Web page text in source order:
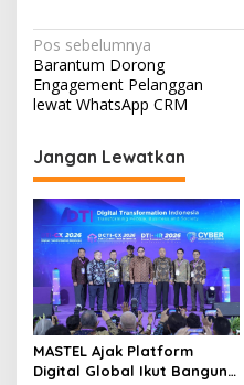
N
a
v
i
g
a
s
i
p
o
s
Pos sebelumnya
Barantum Dorong
Engagement Pelanggan
lewat WhatsApp CRM
Jangan Lewatkan
MASTEL Ajak Platform
Digital Global Ikut Bangun